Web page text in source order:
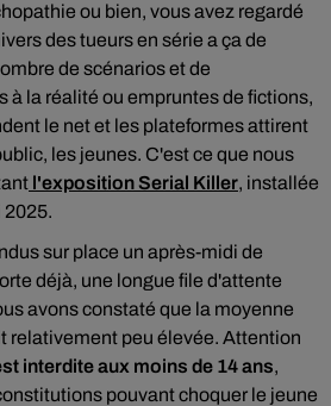
ou bien, vous avez regardé
des tueurs en série a ça de
de scénarios et de
à la réalité ou empruntes de fictions,
le net et les plateformes attirent
les jeunes. C'est ce que nous
l'exposition Serial Killer, installée
2025.
sur place un après-midi de
déjà, une longue file d'attente
avons constaté que la moyenne
relativement peu élevée. Attention
interdite aux moins de 14 ans,
pouvant choquer le jeune